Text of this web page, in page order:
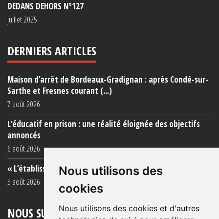
Nous utilisons des
cookies
Nous utilisons des cookies et d'autres
DEDANS DEHORS N°127
juillet 2025
DERNIERS ARTICLES
Maison d’arrêt de Bordeaux-Gradignan : après Condé-sur-
Sarthe et Fresnes courant (...)
7 août 2026
L’éducatif en prison : une réalité éloignée des objectifs
annoncés
6 août 2026
« L’établissement est une porcherie totale »
5 août 2026
NOUS SUIVRE